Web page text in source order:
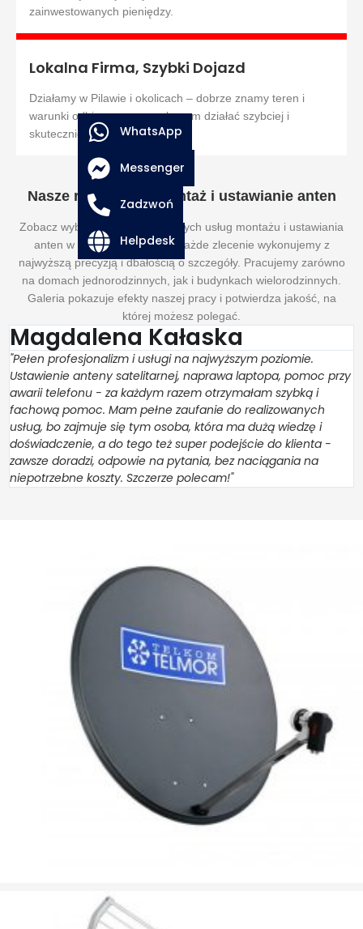
zainwestowanych pieniędzy.
Lokalna Firma, Szybki Dojazd
Działamy w Pilawie i okolicach – dobrze znamy teren i
warunki odbioru, co pozwala nam działać szybciej i
skuteczniej.
Nasze realizacje – montaż i ustawianie anten
Zobacz wybrane realizacje naszych usług montażu i ustawiania
anten w Pilawie i okolicach. Każde zlecenie wykonujemy z
najwyższą precyzją i dbałością o szczegóły. Pracujemy zarówno
na domach jednorodzinnych, jak i budynkach wielorodzinnych.
Galeria pokazuje efekty naszej pracy i potwierdza jakość, na
której możesz polegać.
Magdalena Kałaska
"Pełen profesjonalizm i usługi na najwyższym poziomie.
Ustawienie anteny satelitarnej, naprawa laptopa, pomoc przy
awarii telefonu - za każdym razem otrzymałam szybką i
fachową pomoc. Mam pełne zaufanie do realizowanych
usług, bo zajmuje się tym osoba, która ma dużą wiedzę i
doświadczenie, a do tego też super podejście do klienta -
zawsze doradzi, odpowie na pytania, bez naciągania na
niepotrzebne koszty. Szczerze polecam!"
WhatsApp
Messenger
Zadzwoń
Helpdesk